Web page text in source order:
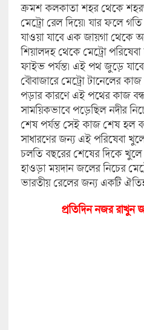
ক্রমশ কলকাতা শহর থেকে
মেট্রো রেল দিয়ে। যার ফলে
যাওয়া যাবে এক জায়গা থেকে
শিয়ালদহ থেকে মেট্রো
ফাইভ পর্যন্ত। এই পথ জুড়ে যাবে
বৌবাজারে মেট্রো টানেলের
পড়ার কারণে এই পথের কাজ বন্ধ
সাময়িকভাবে পড়েছিল নদীর
শেষ পর্যন্ত সেই কাজ শেষ হল
সাধারণের জন্য এই পরিষেবা
চলতি বছরের শেষের দিকে খুলে
হাওড়া ময়দান জলের নিচের
ভারতীয় রেলের জন্য একটি
প্রতিদিন নজর রাখুন